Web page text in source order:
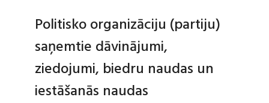
Politisko organizāciju (partiju)
saņemtie dāvinājumi,
ziedojumi, biedru naudas un
iestāšanās naudas